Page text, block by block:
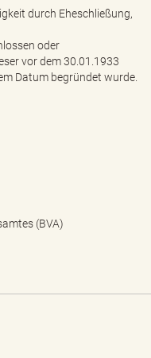
durch Eheschließung,
oder
vor dem 30.01.1933
Datum begründet wurde.
(BVA)